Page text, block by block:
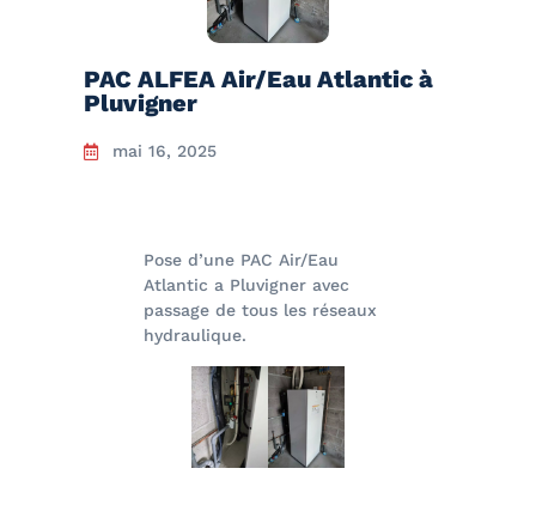
PAC ALFEA Air/Eau Atlantic à
Pluvigner
mai 16, 2025
Pose d’une PAC Air/Eau
Atlantic a Pluvigner avec
passage de tous les réseaux
hydraulique.